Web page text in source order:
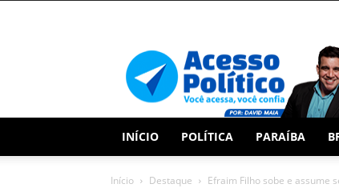
INÍCIO POLÍTICA PARAÍBA
Início Destaque Efraim Filho sobe e assume